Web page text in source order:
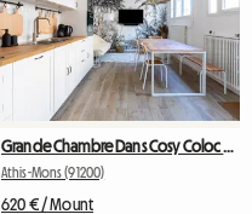
Athis-Mons (91200)
620 € / Mount